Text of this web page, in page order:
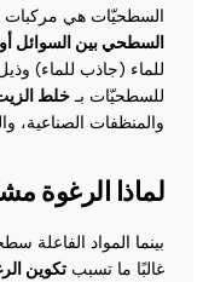
السطحيّات هي مركبات
السطحي بين السوائل
للماء (جاذب للماء)
للسطحيّات بـ خلط
والمنظفات الصناعية،
لماذا الرغوة
بينما المواد الفاعلة
غالبًا ما تسبب تكوين